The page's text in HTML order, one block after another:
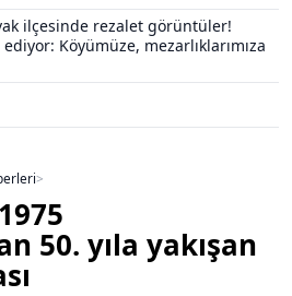
ilçesinde rezalet görüntüler!
Köyümüze, mezarlıklarımıza
>
50. yıla yakışan